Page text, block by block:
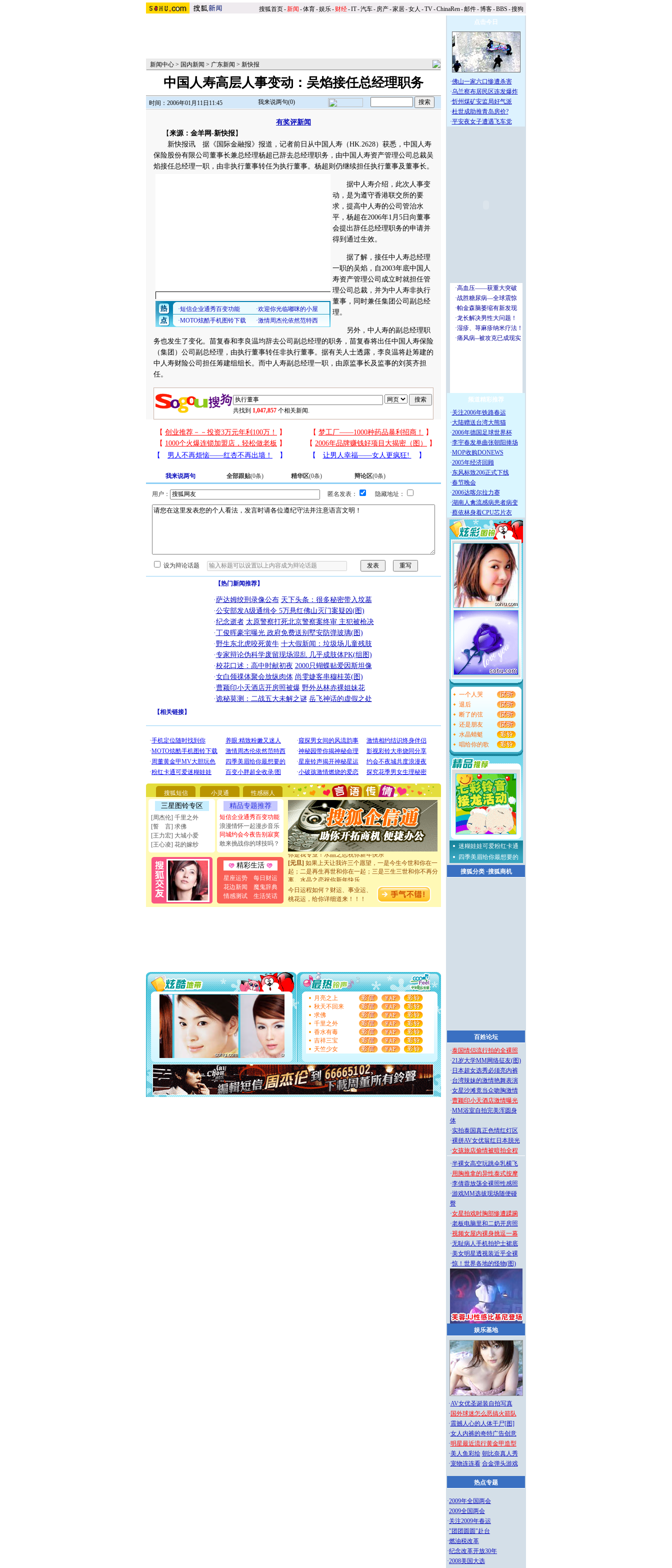
搜狐首页-新闻 -体育-娱乐- 财经-IT-汽车- 房产-家居-女人 -TV-ChinaRen-邮件-博客-BBS -搜狗
新闻中心 > 国内新闻 > 广东新闻 > 新快报
中国人寿高层人事变动：吴焰接任总经理职务
时间：2006年01月11日11:45 我来说两句(0)
有奖评新闻
【来源：金羊网-新快报】
新快报讯 据《国际金融报》报道，记者前日从中国人寿（HK.2628）获悉，中国人寿
保险股份有限公司董事长兼总经理杨超已辞去总经理职务，由中国人寿资产管理公司总裁吴
焰接任总经理一职，由非执行董事转任为执行董事。 杨超则仍继续担任执行董事及董事长。
据中人寿介绍，此次人事变
动，是为遵守香港联交所的要
求，提高中人寿的公司管治水
平，杨超在2006年1月5日向董事
会提出辞任总经理职务的申请并
得到通过生效。
据了解，接任中人寿总经理
一职的吴焰，自2003年底中国人
寿资产管理公司成立时就担任管
理公司总裁，并为中人寿非执行
董事，同时兼任集团公司副总经
理。
另外，中人寿的副总经理职
务也发生了变化。苗复春和李良温均辞去公司副总经理的职务，苗复春将出任中国人寿保险
（集团）公司副总经理，由执行董事转任非执行董事。据有关人士透露，李良温将赴筹建的
中人寿财险公司担任筹建组组长。而中人寿副总经理一职，由原监事长及监事的刘英齐担
任。
共找到 1,047,857 个相关新闻.
我来说两句 全部跟贴(0条) 精华区(0条) 辩论区(0条)
用户： 匿名发表： 隐藏地址：
设为辩论话题
【热门新闻推荐】
·萨达姆绞刑录像公布 天下头条：很多秘密带入坟墓
·公安部发A级通缉令 5万悬红佛山灭门案疑凶(图)
·纪念逝者 太原警察打死北京警察案终审 主犯被枪决
·丁俊晖豪宅曝光 政府免费送别墅安防弹玻璃(图)
·野生东北虎咬死黄牛 十大假新闻：垃圾场儿童残肢
·专家辩论伪科学废留现场混乱 几乎成肢体PK(组图)
·校花口述：高中时献初夜 2000只蝴蝶贴爱因斯坦像
·女白领祼体聚会放纵肉体 尚雯婕客串穆桂英(图)
·曹颖印小天酒店开房照被爆 野外丛林赤裸姐妹花
·诡秘莫测：二战五大未解之谜 岳飞神话的虚假之处
【相关链接】
搜狐短信 小灵通 性感丽人
三星图铃专区
[周杰伦] 千里之外
[誓 言] 求佛
[王力宏] 大城小爱
[王心凌] 花的嫁纱
精品专题推荐
短信企业通秀百变功能
浪漫情怀一起漫步音乐
同城约会今夜告别寂寞
敢来挑战你的球技吗？
精彩生活
星座运势
每日财运
花边新闻
魔鬼辞典
情感测试
生活笑话
[圣诞节]圣诞节到了，想想没什么送给你的，又不打算给
你太多，只有给你五千万：千万快乐！千万要健康！千万
[圣诞节] 不只这样的日子才会想起你,而是这样的日子才
能正大光明地骚扰你,告诉你,圣诞要快乐!新年要快乐!天
天都要快乐噢!
[圣诞节]奉上一颗祝福的心,在这个特别的日子里,愿幸福,
如意,快乐,鲜花,一切美好的祝愿与你同在.圣诞快乐!
[元旦]看到你我会触电；看不到你我要充电；没有你我会
断电。爱你是我职业，想你是我事业，抱你是我特长，吻
你是我专业！水晶之恋祝你新年快乐
[元旦]如果上天让我许三个愿望，一是今生今世和你在一
起；二是再生再世和你在一起；三是三生三世和你不再分
离。水晶之恋祝你新年快乐
[元旦]当我狠下心扭头离去那一刻，你在我身后无助地哭
泣，这痛楚让我明白我多么爱你。我转身抱住你：这猪不
卖了。水晶之恋祝你新年快乐。
[春节]风柔雨润好月圆，半岛铁盒伴身边，每日尽显开心
要平安！千万要知足！千万不要忘记我！
[圣诞节]不只这样的日子才会想起你,而是这样的日子才
能正大光明地骚扰你,告诉你,圣诞要快乐!新年要快乐!天
天都要快乐噢!
[圣诞节]
奉上一颗祝福的心,在这个特别的日子里,愿幸福,
如意,快乐,鲜花,一切美好的祝愿与你同在.圣诞快乐!
[元旦]
看到你我会触电；看不到你我要充电；没有你我会
断电。爱你是我职业，想你是我事业，抱你是我特长，吻
你是我专业！水晶之恋祝你新年快乐
[元旦] 如果上天让我许三个愿望，一是今生今世和你在一
起；二是再生再世和你在一起；三是三生三世和你不再分
离。水晶之恋祝你新年快乐
[元旦]当我狠下心扭头离去那一刻，你在我身后无助地哭
泣，这痛楚让我明白我多么爱你。我转身抱住你：这猪不
卖了。水晶之恋祝你新年快乐。
今日运程如何？财运、事业运、
桃花运，给你详细道来！！！
月亮之上
秋天不回来
求佛
千里之外
香水有毒
吉祥三宝
天竺少女
点击今日
·佛山一家六口惨遭杀害
·乌兰察布居民区连发爆炸
·忻州煤矿安监局好气派
·杜世成助推青岛房价?
·平安夜女子遭遇飞车党
频道精彩推荐
·关注2006年铁路春运
·大陆赠送台湾大熊猫
·2006年德国足球世界杯
·李宇春发单曲张朝阳捧场
·MOP收购DONEWS
·2005年经济回顾
·东风标致206正式下线
·春节晚会
·2006达喀尔拉力赛
·湖南人禽流感病患者病变
·蔡依林身着CPU芯片衣
一个人哭
退后
断了的弦
还是朋友
水晶蜻蜓
唱给你的歌
迷糊娃娃可爱粉红卡通
四季美眉给你最想要的
搜狐分类·搜狐商机
百姓论坛
·泰国情侣流行拍的全裸照
·21岁大学MM网络征友(图)
· 日本超女选秀必须亮内裤
·台湾辣妹的激情艳舞表演
·女星沙滩竟当众吻胸激情
·曹颖印小天酒店激情曝光
·MM浴室自拍完美浑圆身
体
·实拍泰国真正色情红灯区
·裸拼AV女优翁红日本脱光
·女孩旅店偷情被暗拍全程
·半裸女高空玩跳伞乳横飞
·用胸推拿的异性泰式按摩
·李倩蓉放荡全裸照性感照
·游戏MM选拔现场随便碰
臀
·女星拍戏时胸部惨遭蹂躏
·老板电脑里和二奶开房照
·视频女屋内裸身挑逗一幕
·无耻病人手机拍护士裙底
·美女明星透视装近乎全裸
·惊！世界各地的怪物(图)
娱乐基地
·AV女优圣诞装自拍写真
· 国外球迷怎么恶搞火箭队
·震撼人心的人体干尸[图]
·女人内裤的奇特广告创意
·明星最近流行黄金甲造型
·美人鱼彩绘 朝比奈真人秀
·宠物连连看 合金弹头游戏
热点专题
·2009年全国两会
·2009全国两会
·关注2009年春运
·"团团圆圆"赴台
·燃油税改革
·纪念改革开放30年
·2008美国大选